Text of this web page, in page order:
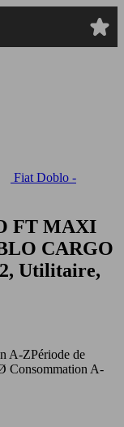
Fiat Doblo -
FT MAXI
CARGO
Utilitaire,
A-ZPériode de
Consommation A-